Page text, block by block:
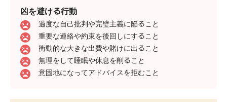
凶を避ける行動
過度な自己批判や完璧主義に陥ること
重要な連絡や約束を後回しにすること
衝動的な大きな出費や賭けに出ること
無理をして睡眠や休息を削ること
意固地になってアドバイスを拒むこと